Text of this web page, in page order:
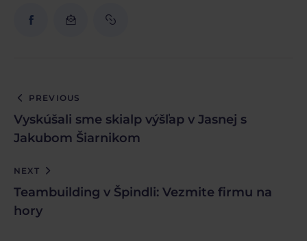
PREVIOUS
Vyskúšali sme skialp výšľap v Jasnej s
Jakubom Šiarnikom
NEXT
Teambuilding v Špindli: Vezmite firmu na
hory